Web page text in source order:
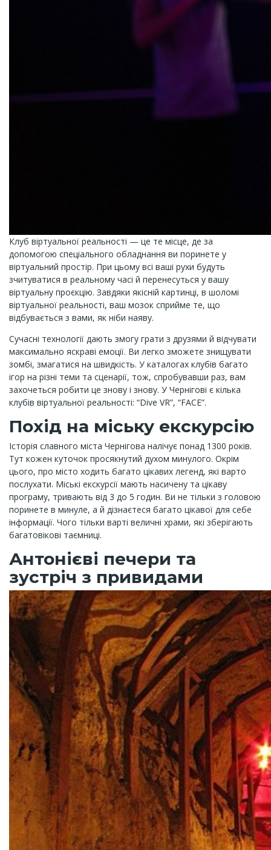
Клуб віртуальної реальності — це те місце, де за
допомогою спеціального обладнання ви поринете у
віртуальний простір. При цьому всі ваші рухи будуть
зчитуватися в реальному часі й перенесуться у вашу
віртуальну проєкцію. Завдяки якісній картинці, в шоломі
віртуальної реальності, ваш мозок сприйме те, що
відбувається з вами, як ніби наяву.
Сучасні технології дають змогу грати з друзями й відчувати
максимально яскраві емоції. Ви легко зможете знищувати
зомбі, змагатися на швидкість. У каталогах клубів багато
ігор на різні теми та сценарії, тож, спробувавши раз, вам
захочеться робити це знову і знову. У Чернігові є кілька
клубів віртуальної реальності: “Dive VR”, “FACE”.
Похід на міську екскурсію
Історія славного міста Чернігова налічує понад 1300 років.
Тут кожен куточок просякнутий духом минулого. Окрім
цього, про місто ходить багато цікавих легенд, які варто
послухати. Міські екскурсії мають насичену та цікаву
програму, тривають від 3 до 5 годин. Ви не тільки з головою
поринете в минуле, а й дізнаєтеся багато цікавої для себе
інформації. Чого тільки варті величні храми, які зберігають
багатовікові таємниці.
Антонієві печери та
зустріч з привидами